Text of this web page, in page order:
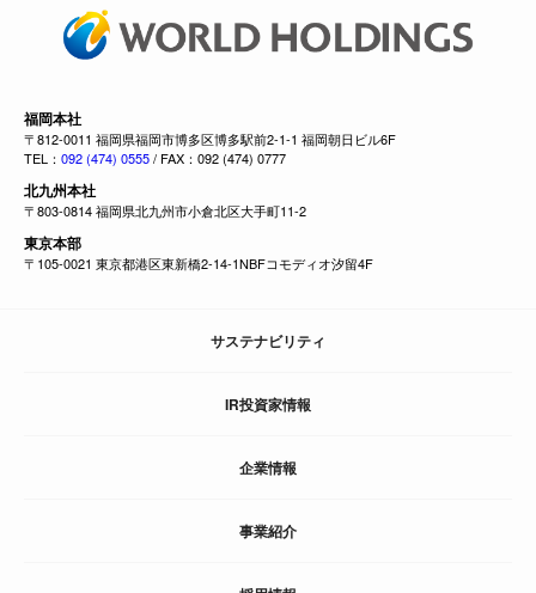
福岡本社
〒812-0011 福岡県福岡市博多区博多駅前2-1-1 福岡朝日ビル6F
TEL： 092 (474) 0555/ FAX：092 (474) 0777
北九州本社
〒803-0814 福岡県北九州市小倉北区大手町11-2
東京本部
〒105-0021 東京都港区東新橋2-14-1NBFコモディオ汐留4F
サステナビリティ
IR投資家情報
企業情報
事業紹介